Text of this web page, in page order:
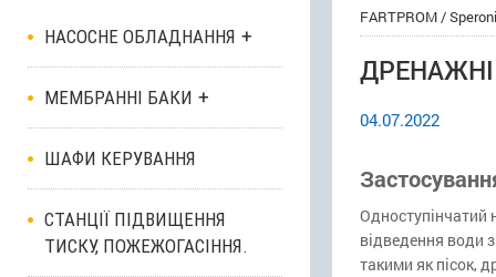
НАСОСНЕ ОБЛАДНАННЯ
МЕМБРАННІ БАКИ
ШАФИ КЕРУВАННЯ
СТАНЦІЇ ПІДВИЩЕННЯ
ТИСКУ, ПОЖЕЖОГАСІННЯ.
FARTPROM/
ДРЕНАЖНІ
04.07.2022
Одноступінчатий
відведення води
такими як пісок,